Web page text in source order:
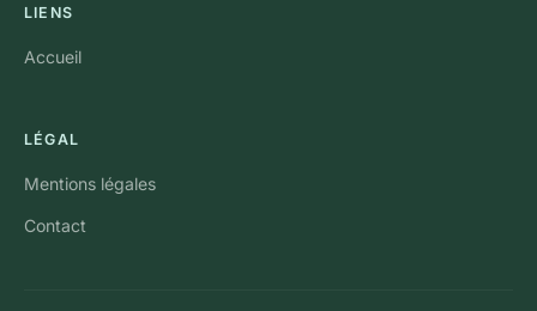
LIENS
Accueil
LÉGAL
Mentions légales
Contact